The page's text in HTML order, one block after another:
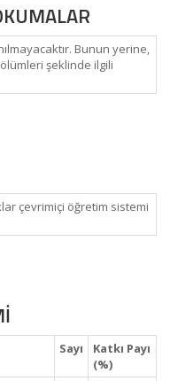
Bunun yerine,
şeklinde ilgili
çevrimiçi öğretim sistemi
Sayı
Katkı Payı
(%)